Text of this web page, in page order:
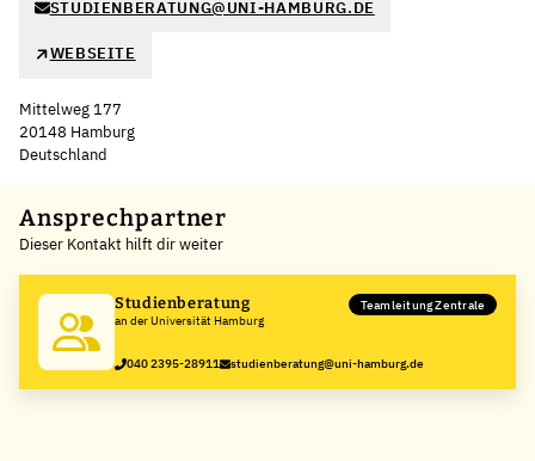
STUDIENBERATUNG@UNI-HAMBURG.DE
WEBSEITE
Mittelweg 177
20148 Hamburg
Deutschland
+
−
Ansprechpartner
Dieser Kontakt hilft dir weiter
Studienberatung
an der Universität Hamburg
Teamleitung Zentrale
040 2395-28911 studienberatung@uni-hamburg.de